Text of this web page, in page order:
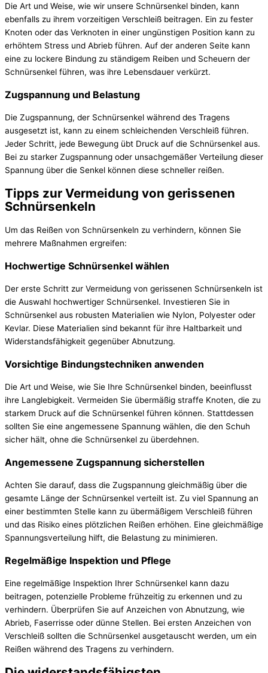
Die Art und Weise, wie wir unsere Schnürsenkel binden, kann
ebenfalls zu ihrem vorzeitigen Verschleiß beitragen. Ein zu fester
Knoten oder das Verknoten in einer ungünstigen Position kann zu
erhöhtem Stress und Abrieb führen. Auf der anderen Seite kann
eine zu lockere Bindung zu ständigem Reiben und Scheuern der
Schnürsenkel führen, was ihre Lebensdauer verkürzt.
Zugspannung und Belastung
Die Zugspannung, der Schnürsenkel während des Tragens
ausgesetzt ist, kann zu einem schleichenden Verschleiß führen.
Jeder Schritt, jede Bewegung übt Druck auf die Schnürsenkel aus.
Bei zu starker Zugspannung oder unsachgemäßer Verteilung dieser
Spannung über die Senkel können diese schneller reißen.
Tipps zur Vermeidung von gerissenen
Schnürsenkeln
Um das Reißen von Schnürsenkeln zu verhindern, können Sie
mehrere Maßnahmen ergreifen:
Hochwertige Schnürsenkel wählen
Der erste Schritt zur Vermeidung von gerissenen Schnürsenkeln ist
die Auswahl hochwertiger Schnürsenkel. Investieren Sie in
Schnürsenkel aus robusten Materialien wie Nylon, Polyester oder
Kevlar. Diese Materialien sind bekannt für ihre Haltbarkeit und
Widerstandsfähigkeit gegenüber Abnutzung.
Vorsichtige Bindungstechniken anwenden
Die Art und Weise, wie Sie Ihre Schnürsenkel binden, beeinflusst
ihre Langlebigkeit. Vermeiden Sie übermäßig straffe Knoten, die zu
starkem Druck auf die Schnürsenkel führen können. Stattdessen
sollten Sie eine angemessene Spannung wählen, die den Schuh
sicher hält, ohne die Schnürsenkel zu überdehnen.
Angemessene Zugspannung sicherstellen
Achten Sie darauf, dass die Zugspannung gleichmäßig über die
gesamte Länge der Schnürsenkel verteilt ist. Zu viel Spannung an
einer bestimmten Stelle kann zu übermäßigem Verschleiß führen
und das Risiko eines plötzlichen Reißen erhöhen. Eine gleichmäßige
Spannungsverteilung hilft, die Belastung zu minimieren.
Regelmäßige Inspektion und Pflege
Eine regelmäßige Inspektion Ihrer Schnürsenkel kann dazu
beitragen, potenzielle Probleme frühzeitig zu erkennen und zu
verhindern. Überprüfen Sie auf Anzeichen von Abnutzung, wie
Abrieb, Faserrisse oder dünne Stellen. Bei ersten Anzeichen von
Verschleiß sollten die Schnürsenkel ausgetauscht werden, um ein
Reißen während des Tragens zu verhindern.